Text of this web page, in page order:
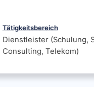
Tätigkeitsbereich
Dienstleister (Schulung,
Consulting, Telekom)